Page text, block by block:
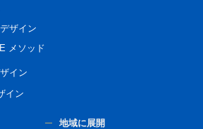
ザイン
メソッド
イン
イン
地域に展開